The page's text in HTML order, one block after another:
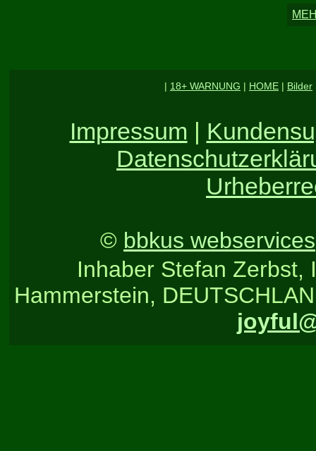
| 18+ WARNUNG | HOME | Bilder
Impressum
© bbkus webservices
Inhaber Stefan Zerbst,
Hammerstein,